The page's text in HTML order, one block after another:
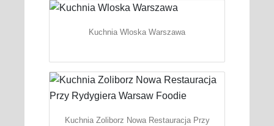
Kuchnia Wloska Warszawa
Kuchnia Zoliborz Nowa Restauracja Przy